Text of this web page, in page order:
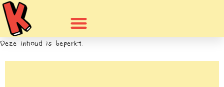
Deze inhoud is beperkt.